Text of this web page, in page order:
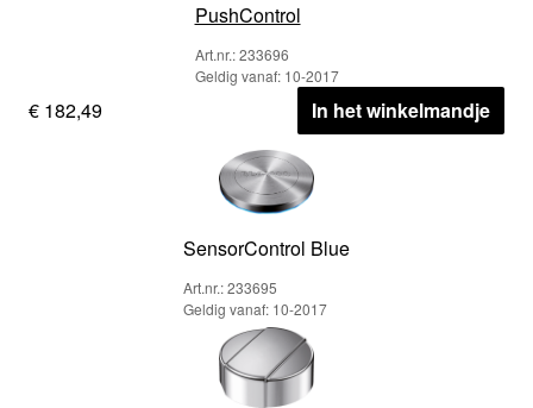
PushControl
Art.nr.: 233696
Geldig vanaf: 10-2017
€ 182,49 In het winkelmandje
SensorControl Blue
Art.nr.: 233695
Geldig vanaf: 10-2017